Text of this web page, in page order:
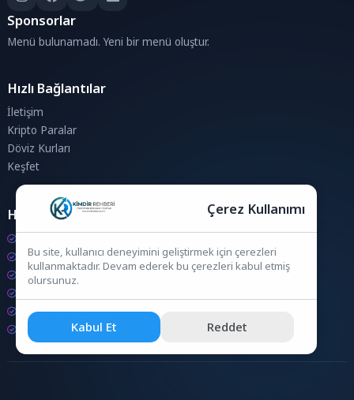
Sponsorlar
Menü bulunamadı. Yeni bir menü oluştur.
Hızlı Bağlantılar
İletişim
Kripto Paralar
Döviz Kurları
Keşfet
Hesaplamalar
Döviz Hesaplama
KDV Hesaplama
Zam Hesaplama
Bileşik Hesaplama
Çerez Kullanımı
Bu site, kullanıcı deneyimini geliştirmek için çerezleri
kullanmaktadır. Devam ederek bu çerezleri kabul etmiş
olursunuz.
Kabul Et Reddet